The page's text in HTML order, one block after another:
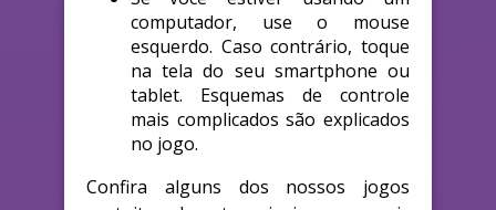
computador, use o mouse
esquerdo. Caso contrário, toque
na tela do seu smartphone ou
tablet. Esquemas de controle
mais complicados são explicados
no jogo.
Confira alguns dos nossos jogos